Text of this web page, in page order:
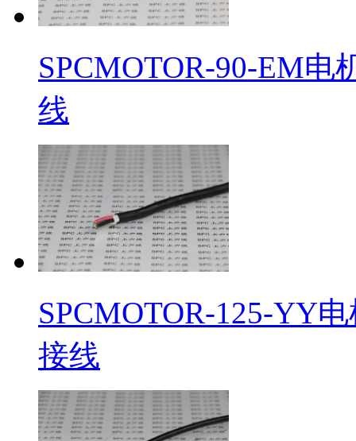
SPCMOTOR-90-EM
线
SPCMOTOR-125-YY
接线